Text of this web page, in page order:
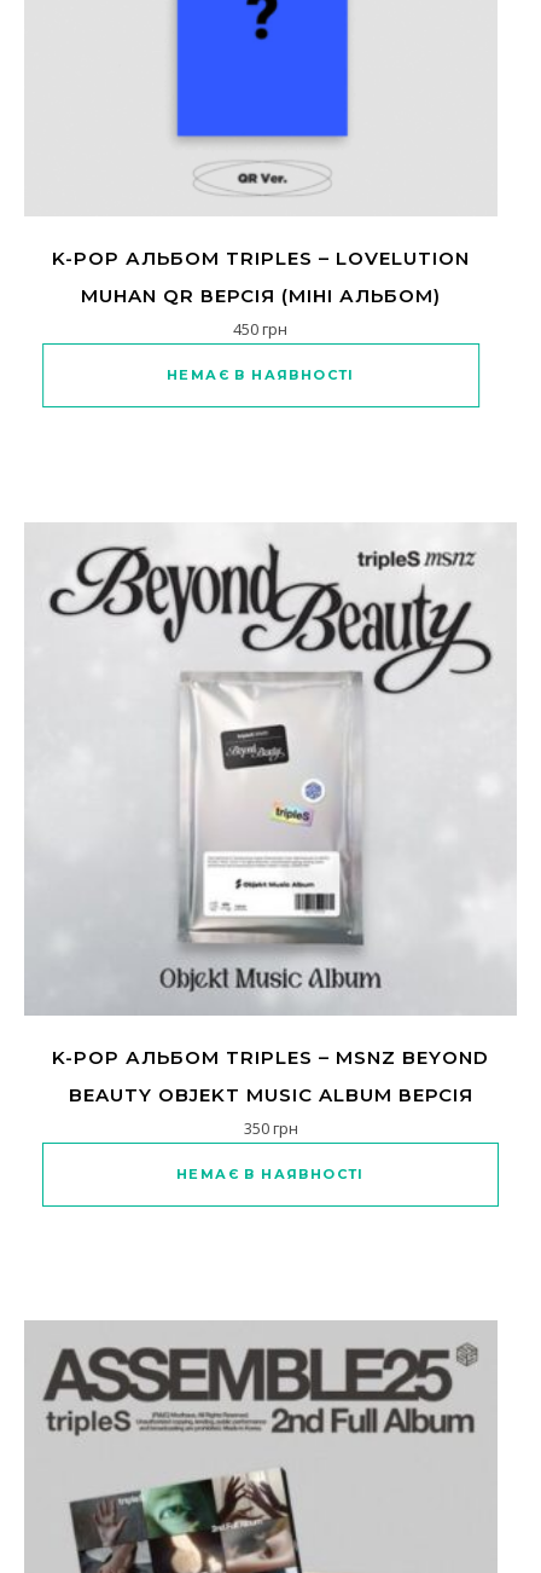
K-POP АЛЬБОМ TRIPLES – LOVELUTION
MUHAN QR ВЕРСІЯ (МІНІ АЛЬБОМ)
450грн
НЕМАЄ В НАЯВНОСТІ
K-POP АЛЬБОМ TRIPLES – MSNZ BEYOND
BEAUTY OBJEKT MUSIC ALBUM ВЕРСІЯ
350грн
НЕМАЄ В НАЯВНОСТІ